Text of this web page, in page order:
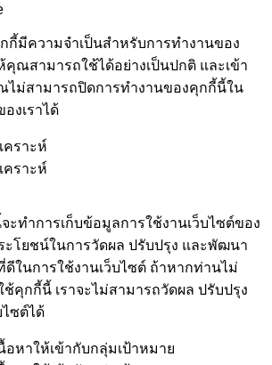
กี้มีความจำเป็นสำหรับการทำงานของ
คุณสามารถใช้ได้อย่างเป็นปกติ และเข้า
ไม่สามารถปิดการทำงานของคุกกี้นี้ใน
งเราได้
คราะห์
คราะห์
ะทำการเก็บข้อมูลการใช้งานเว็บไซต์ของ
ะโยชน์ในการวัดผล ปรับปรุง และพัฒนา
ในการใช้งานเว็บไซต์ ถ้าหากท่านไม่
ช้คุกกี้นี้ เราจะไม่สามารถวัดผล ปรับปรุง
ซต์ได้
อหาให้เข้ากับกลุ่มเป้าหมาย